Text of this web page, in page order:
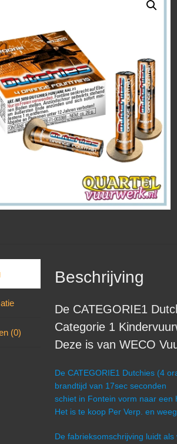
(0)
Beschrijving
De CATEGORIE1
Categorie 1
Deze is van WECO
De CATEGORIE1 Dutchies (4
brandtijd van 17sec seconden
schiet in Fontein vorm naar een
Het is te koop Per Verp. en
De fabrieksomschrijving luidt